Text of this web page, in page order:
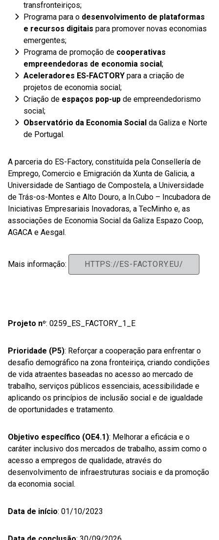
transfronteiriços;
Programa para o desenvolvimento de plataformas
e recursos digitais para promover novas economias
emergentes;
Programa de promoção de cooperativas
empreendedoras de economia social;
Aceleradores ES-FACTORY para a criação de
projetos de economia social;
Criação de espaços pop-up de empreendedorismo
social;
Observatório da Economia Social da Galiza e Norte
de Portugal.
A parceria do ES-Factory, constituída pela Consellería de
Emprego, Comercio e Emigración da Xunta de Galicia, a
Universidade de Santiago de Compostela, a Universidade
de Trás-os-Montes e Alto Douro, a In.Cubo – Incubadora de
Iniciativas Empresariais Inovadoras, a TecMinho e, as
associações de Economia Social da Galiza Espazo Coop,
AGACA e Aesgal.
Mais informação: HTTPS://ES-FACTORY.EU/
Projeto nº: 0259_ES_FACTORY_1_E
Prioridade (P5): Reforçar a cooperação para enfrentar o
desafio demográfico na zona fronteiriça, criando condições
de vida atraentes baseadas no acesso ao mercado de
trabalho, serviços públicos essenciais, acessibilidade e
aplicando os princípios de inclusão social e de igualdade
de oportunidades e tratamento.
Objetivo específico (OE4.1): Melhorar a eficácia e o
caráter inclusivo dos mercados de trabalho, assim como o
acesso a empregos de qualidade, através do
desenvolvimento de infraestruturas sociais e da promoção
da economia social.
Data de início: 01/10/2023